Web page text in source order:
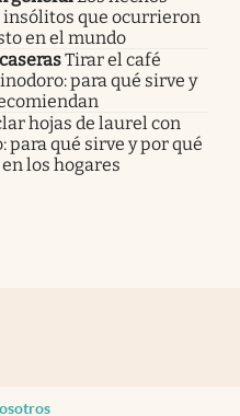
que ocurrieron
en el mundo
Tirar el café
para qué sirve y
hojas de laurel con
para qué sirve y por qué
los hogares